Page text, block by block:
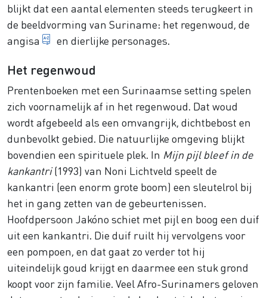
blijkt dat een aantal elementen steeds terugkeert in
de beeldvorming van Suriname: het regenwoud, de
angisa
traditionele Surinaamse hoofddoek
en dierlijke personages.
Het regenwoud
Prentenboeken met een Surinaamse setting spelen
zich voornamelijk af in het regenwoud. Dat woud
wordt afgebeeld als een omvangrijk, dichtbebost en
dunbevolkt gebied. Die natuurlijke omgeving blijkt
bovendien een spirituele plek. In Mijn pijl bleef in de
kankantri(1993) van Noni Lichtveld speelt de
kankantri (een enorm grote boom) een sleutelrol bij
het in gang zetten van de gebeurtenissen.
Hoofdpersoon Jakóno schiet met pijl en boog een duif
uit een kankantri. Die duif ruilt hij vervolgens voor
een pompoen, en dat gaat zo verder tot hij
uiteindelijk goud krijgt en daarmee een stuk grond
koopt voor zijn familie. Veel Afro-Surinamers geloven